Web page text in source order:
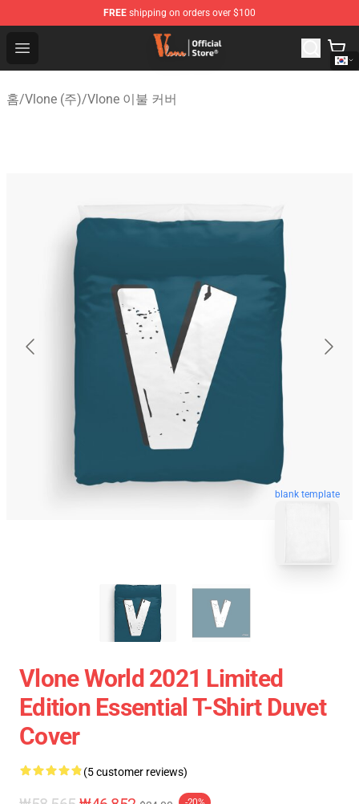
FREE shipping on orders over $100
Open menu
Vlone Shop - Official Vlone Merchandise Store
홈/Vlone (주)/Vlone 이불 커버
blank template
Vlone World 2021 Limited
Edition Essential T-Shirt Duvet
Cover
(5 customer reviews)